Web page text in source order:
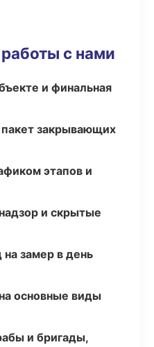
с нами
и финальная
закрывающих
этапов и
и скрытые
замер в день
основные виды
и бригады,